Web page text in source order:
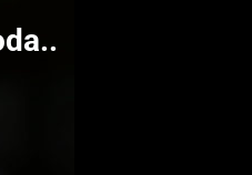
da..